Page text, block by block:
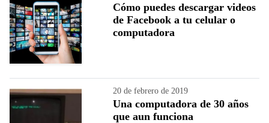
Cómo puedes descargar videos
de Facebook a tu celular o
computadora
20 de febrero de 2019
Una computadora de 30 años
que aun funciona